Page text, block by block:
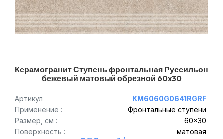
Керамогранит Ступень фронтальная Руссильон
бежевый матовый обрезной 60x30
Артикул
KM6060G0641RGRF
Применение :
Фронтальные ступени
Размер, см :
60x30
Поверхность :
матовая